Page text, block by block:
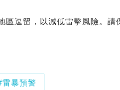
區逗留，以減低雷擊風險。請
雷暴預警